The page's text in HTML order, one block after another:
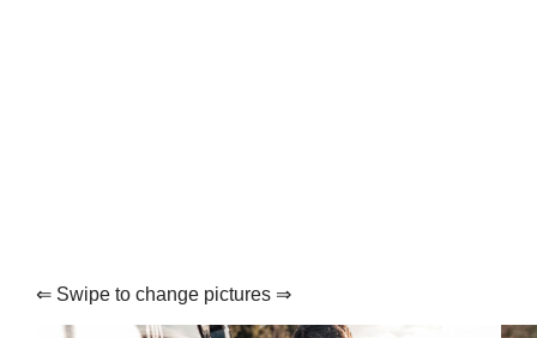
⇐ Swipe to change pictures ⇒